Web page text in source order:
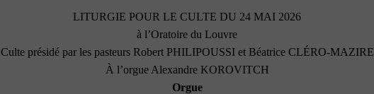
LITURGIE POUR LE CULTE DU 24 MAI 2026
à l’Oratoire du Louvre
Culte présidé par les pasteurs Robert PHILIPOUSSI et Béatrice CLÉRO-MAZIRE
À l’orgue Alexandre KOROVITCH
Orgue